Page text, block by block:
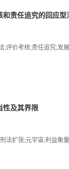
责任追究的回应型
;评价考核;责任追究;发
性及其界限
法扩张;元宇宙;利益衡